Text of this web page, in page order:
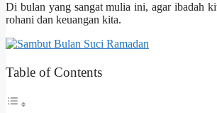
Di bulan yang sangat mulia ini, agar ibadah
rohani dan keuangan kita.
Table of Contents